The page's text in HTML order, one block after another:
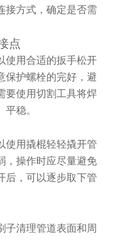
接方式，确定是否需
点
使用合适的扳手松开
保护螺栓的完好，避
要使用切割工具将焊
稳。
使用撬棍轻轻撬开管
，操作时应尽量避免
后，可以逐步取下管
子清理管道表面和周